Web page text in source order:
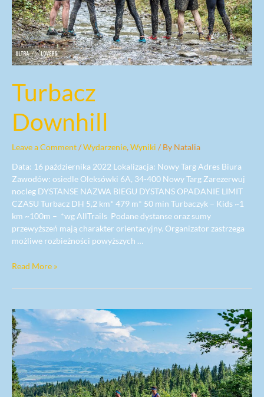
Turbacz
Downhill
Leave a Comment/Wydarzenie,Wyniki / By Natalia
Data: 16 października 2022 Lokalizacja: Nowy Targ Adres Biura
Zawodów: osiedle Oleksówki 6A, 34-400 Nowy Targ Zarezerwuj
nocleg DYSTANSE NAZWA BIEGU DYSTANS OPADANIE LIMIT
CZASU Turbacz DH 5,2 km* 479 m* 50 min Turbaczyk – Kids ~1
km ~100m – *wg AllTrails Podane dystanse oraz sumy
przewyższeń mają charakter orientacyjny. Organizator zastrzega
możliwe rozbieżności powyższych …
Read More »
Turbacz
Summer
Trail